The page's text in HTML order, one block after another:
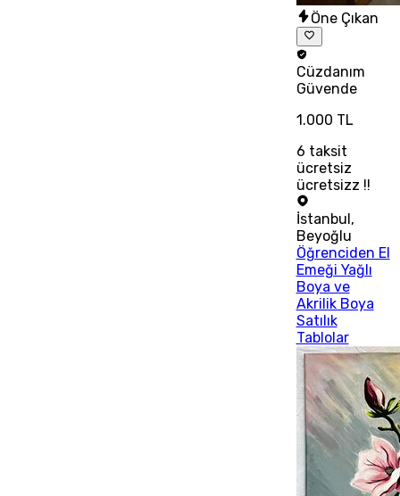
Öne Çıkan
Cüzdanım
Güvende
1.000 TL
6 taksit
ücretsiz
ücretsizz !!
İstanbul,
Beyoğlu
Öğrenciden El
Emeği Yağlı
Boya ve
Akrilik Boya
Satılık
Tablolar